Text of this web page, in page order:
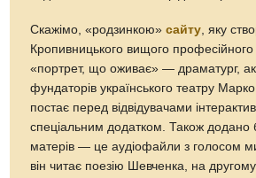
Скажімо, «родзинкою»сайту, яку
Кропивницького вищого
«портрет, що оживає» — драматург,
фундаторів українського театру
постає перед відвідувачами
спеціальним додатком. Також додано
матерів — це аудіофайли з голосом
він читає поезію Шевченка, на